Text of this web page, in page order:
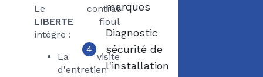
Le contrat
LIBERTE fioul
intègre :
La visite
d'entretien
marques
4
Diagnostic
sécurité de
l'installation